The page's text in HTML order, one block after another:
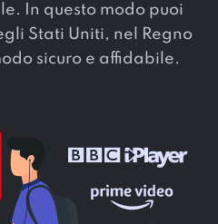
In questo modo puoi
Stati Uniti, nel Regno
sicuro e affidabile.